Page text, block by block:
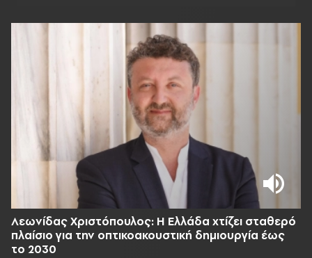
Λεωνίδας Χριστόπουλος: Η Ελλάδα χτίζει σταθερό
πλαίσιο για την οπτικοακουστική δημιουργία έως
το 2030